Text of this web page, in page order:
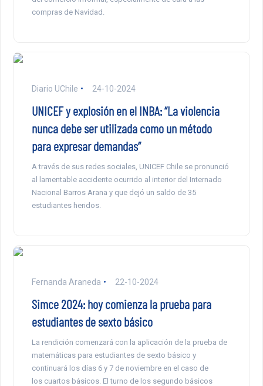
compras de Navidad.
Diario UChile 24-10-2024
UNICEF y explosión en el INBA: “La violencia
nunca debe ser utilizada como un método
para expresar demandas”
A través de sus redes sociales, UNICEF Chile se pronunció
al lamentable accidente ocurrido al interior del Internado
Nacional Barros Arana y que dejó un saldo de 35
estudiantes heridos.
Fernanda Araneda 22-10-2024
Simce 2024: hoy comienza la prueba para
estudiantes de sexto básico
La rendición comenzará con la aplicación de la prueba de
matemáticas para estudiantes de sexto básico y
continuará los días 6 y 7 de noviembre en el caso de
los cuartos básicos. El turno de los segundo básicos